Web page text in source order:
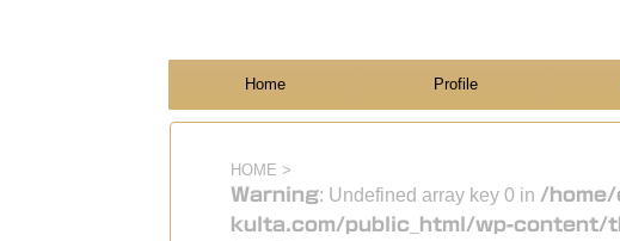
Home Profile
HOME >
Warning: Undefined array key 0 in /
kulta.com/public_html/wp-